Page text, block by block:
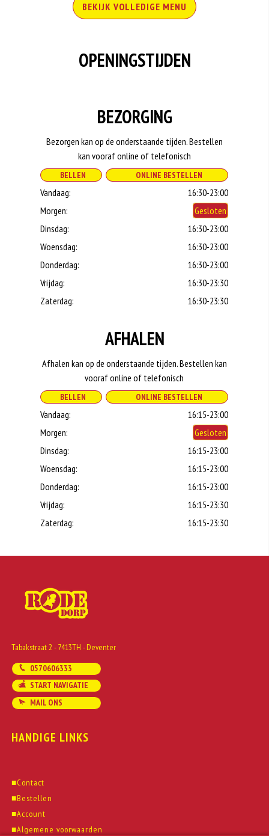
BEKIJK VOLLEDIGE MENU
OPENINGSTIJDEN
BEZORGING
Bezorgen kan op de onderstaande tijden. Bestellen
kan vooraf online of telefonisch
BELLEN ONLINE BESTELLEN
Vandaag:
16:30-23:00
Morgen:
Gesloten
Dinsdag:
16:30-23:00
Woensdag:
16:30-23:00
Donderdag:
16:30-23:00
Vrijdag:
16:30-23:30
Zaterdag:
16:30-23:30
AFHALEN
Afhalen kan op de onderstaande tijden. Bestellen kan
vooraf online of telefonisch
BELLEN ONLINE BESTELLEN
Vandaag:
16:15-23:00
Morgen:
Gesloten
Dinsdag:
16:15-23:00
Woensdag:
16:15-23:00
Donderdag:
16:15-23:00
Vrijdag:
16:15-23:30
Zaterdag:
16:15-23:30
Tabakstraat 2 - 7413TH - Deventer
0570606333
START NAVIGATIE
MAIL ONS
HANDIGE LINKS
■Contact
■Bestellen
■Account
■Algemene voorwaarden